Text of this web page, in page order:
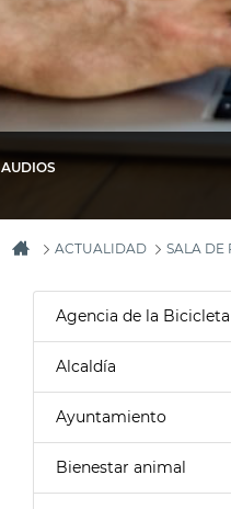
AUDIOS
ACTUALIDAD SALA DE
Agencia de la Bicicleta
Alcaldía
Ayuntamiento
Bienestar animal